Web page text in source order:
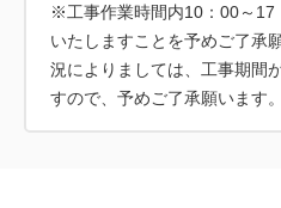
※工事作業時間内10：00～17
いたしますことを予めご了承
況によりましては、工事期間
すので、予めご了承願います。